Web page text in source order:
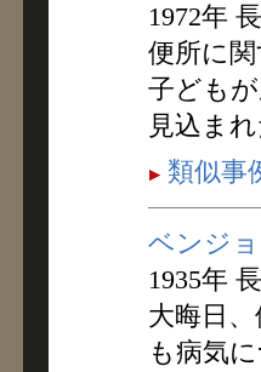
1972年
便所に
子ども
見込ま
類似事
ベンジ
1935年
大晦日
も病気